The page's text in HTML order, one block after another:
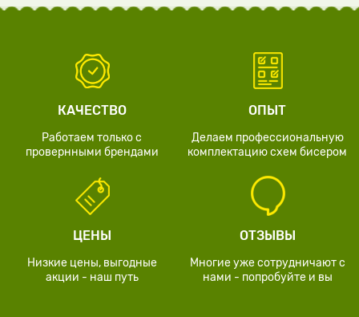
КАЧЕСТВО
Работаем только с
провернными брендами
ОПЫТ
Делаем профессиональную
комплектацию схем бисером
ЦЕНЫ
Низкие цены, выгодные
акции - наш путь
ОТЗЫВЫ
Многие уже сотрудничают с
нами - попробуйте и вы